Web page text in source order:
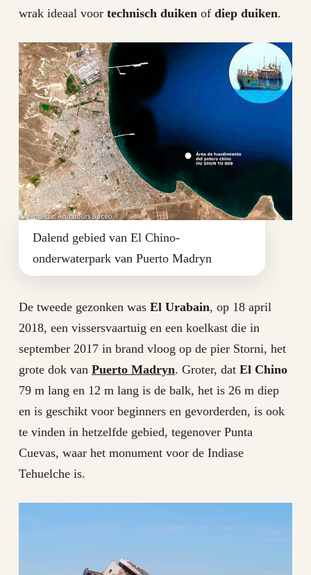
wrak ideaal voor technisch duikenof diep duiken.
Dalend gebied van El Chino-
onderwaterpark van Puerto Madryn
De tweede gezonken was El Urabain, op 18 april
2018, een vissersvaartuig en een koelkast die in
september 2017 in brand vloog op de pier Storni, het
grote dok van Puerto Madryn. Groter, dat El Chino
79 m lang en 12 m lang is de balk, het is 26 m diep
en is geschikt voor beginners en gevorderden, is ook
te vinden in hetzelfde gebied, tegenover Punta
Cuevas, waar het monument voor de Indiase
Tehuelche is.